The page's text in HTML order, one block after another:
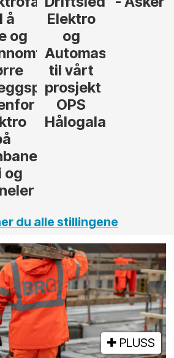
- Oslo
du alle stillingene
PLUSS